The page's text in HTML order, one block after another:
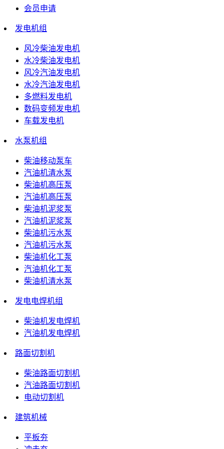
会员申请
发电机组
风冷柴油发电机
水冷柴油发电机
风冷汽油发电机
水冷汽油发电机
多燃料发电机
数码变频发电机
车载发电机
水泵机组
柴油移动泵车
汽油机清水泵
柴油机高压泵
汽油机高压泵
柴油机泥浆泵
汽油机泥浆泵
柴油机污水泵
汽油机污水泵
柴油机化工泵
汽油机化工泵
柴油机清水泵
发电电焊机组
柴油机发电焊机
汽油机发电焊机
路面切割机
柴油路面切割机
汽油路面切割机
电动切割机
建筑机械
平板夯